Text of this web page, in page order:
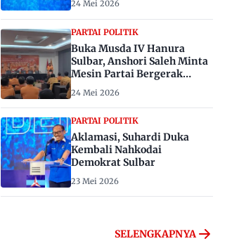
24 Mei 2026
PARTAI POLITIK
Buka Musda IV Hanura
Sulbar, Anshori Saleh Minta
Mesin Partai Bergerak
24 Mei 2026
PARTAI POLITIK
Aklamasi, Suhardi Duka
Kembali Nahkodai
Demokrat Sulbar
23 Mei 2026
SELENGKAPNYA